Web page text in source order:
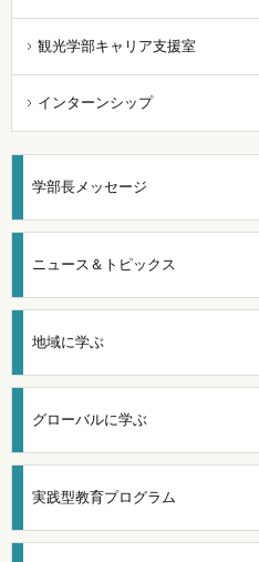
観光学部キャリア支援室
インターンシップ
学部長メッセージ
ニュース＆トピックス
地域に学ぶ
グローバルに学ぶ
実践型教育プログラム